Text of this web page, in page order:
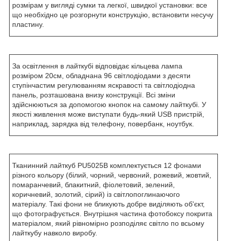
розмірам у вигляді сумки та легкої, швидкої установки: все
що необхідно це розгорнути конструкцію, встановити несучу
пластину.
За освітлення в лайткубі відповідає кільцева лампа
розміром 20см, обладнана 96 світлодіодами з десяти
ступінчастим регулюванням яскравості та світлодіодна
панель, розташована внизу конструкції. Всі зміни
здійснюються за допомогою кнопок на самому лайткубі. У
якості живлення може виступати будь-який USB пристрій,
наприклад, зарядка від телефону, повербанк, ноутбук.
Тканинний лайткуб PU5025B комплектується 12 фонами
різного кольору (білий, чорний, червоний, рожевий, жовтий,
помаранчевий, блакитний, фіолетовий, зелений,
коричневий, золотий, сірий) із світлопоглинаючого
матеріалу. Такі фони не бликують добре виділяють об'єкт,
що фотографується. Внутрішня частина фотобоксу покрита
матеріалом, який рівномірно розподіляє світло по всьому
лайткубу навколо виробу.